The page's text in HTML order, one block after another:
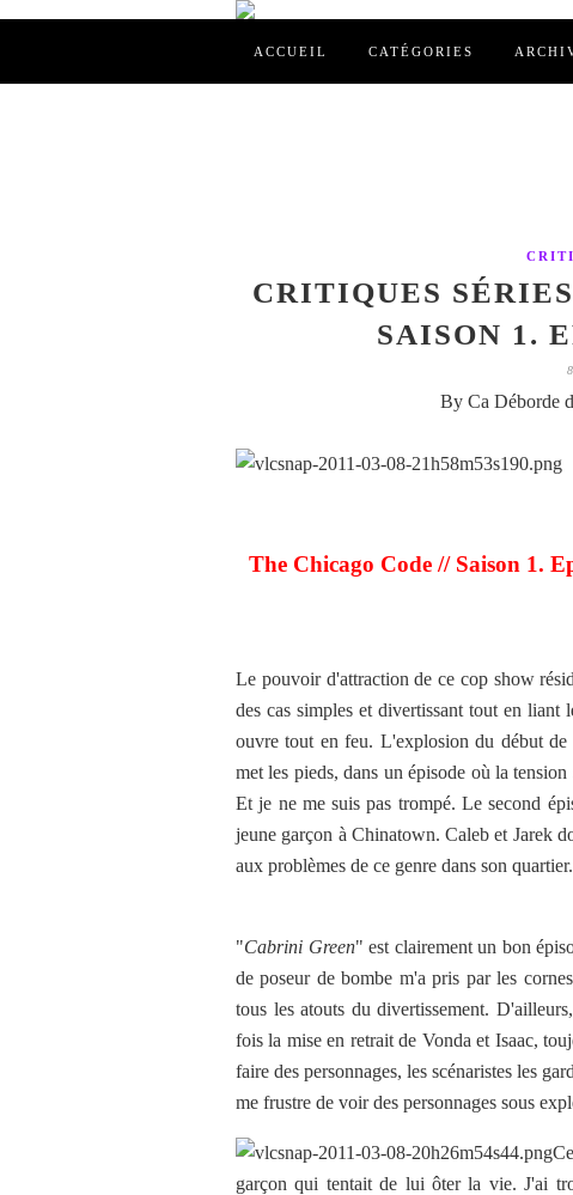
ACCUEIL CATÉGORIES
CRITIQUES
SAISON 1.
By Ca Déborde
The Chicago Code // Saison 1.
Le pouvoir d'attraction de ce cop show
des cas simples et divertissant tout en liant
ouvre tout en feu. L'explosion du début
met les pieds, dans un épisode où la
Et je ne me suis pas trompé. Le second
jeune garçon à Chinatown. Caleb et Jarek
aux problèmes de ce genre dans son quartier.
"Cabrini Green" est clairement un bon
de poseur de bombe m'a pris par les
tous les atouts du divertissement.
fois la mise en retrait de Vonda et Isaac,
faire des personnages, les scénaristes les
me frustre de voir des personnages sous
garçon qui tentait de lui ôter la vie. J'ai